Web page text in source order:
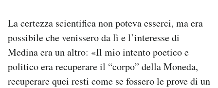
La certezza scientifica non poteva esserci, ma era
possibile che venissero da lì e l’interesse di
Medina era un altro: «Il mio intento poetico e
politico era recuperare il “corpo” della Moneda,
recuperare quei resti come se fossero le prove di un